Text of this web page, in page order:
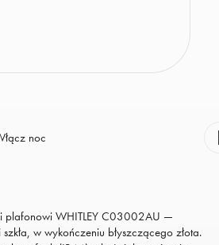
noc
plafonowi WHITLEY C03002AU —
w wykończeniu błyszczącego złota.